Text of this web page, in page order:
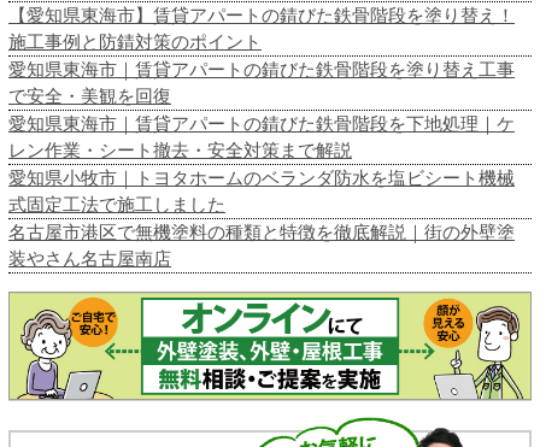
【愛知県東海市】賃貸アパートの錆びた鉄骨階段を塗り替え！
施工事例と防錆対策のポイント
愛知県東海市｜賃貸アパートの錆びた鉄骨階段を塗り替え工事
で安全・美観を回復
愛知県東海市｜賃貸アパートの錆びた鉄骨階段を下地処理｜ケ
レン作業・シート撤去・安全対策まで解説
愛知県小牧市｜トヨタホームのベランダ防水を塩ビシート機械
式固定工法で施工しました
名古屋市港区で無機塗料の種類と特徴を徹底解説｜街の外壁塗
装やさん名古屋南店